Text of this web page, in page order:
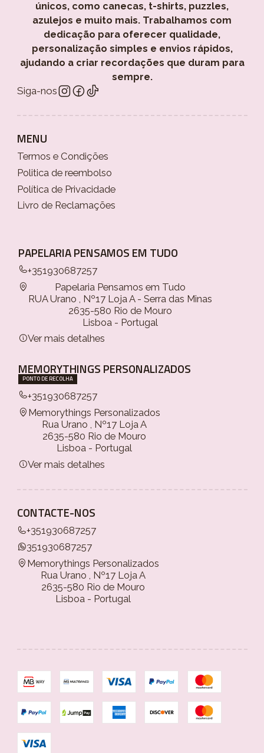
únicos, como canecas, t-shirts, puzzles,
azulejos e muito mais. Trabalhamos com
dedicação para oferecer qualidade,
personalização simples e envios rápidos,
ajudando a criar recordações que duram para
sempre.
Siga-nos
MENU
Termos e Condições
Politica de reembolso
Política de Privacidade
Livro de Reclamações
PAPELARIA PENSAMOS EM TUDO
+351930687257
Papelaria Pensamos em Tudo
RUA Urano , Nº17 Loja A - Serra das Minas
2635-580 Rio de Mouro
Lisboa - Portugal
Ver mais detalhes
MEMORYTHINGS PERSONALIZADOS
PONTO DE RECOLHA
+351930687257
Memorythings Personalizados
Rua Urano , Nº17 Loja A
2635-580 Rio de Mouro
Lisboa - Portugal
Ver mais detalhes
CONTACTE-NOS
+351930687257
351930687257
Memorythings Personalizados
Rua Urano , Nº17 Loja A
2635-580 Rio de Mouro
Lisboa - Portugal